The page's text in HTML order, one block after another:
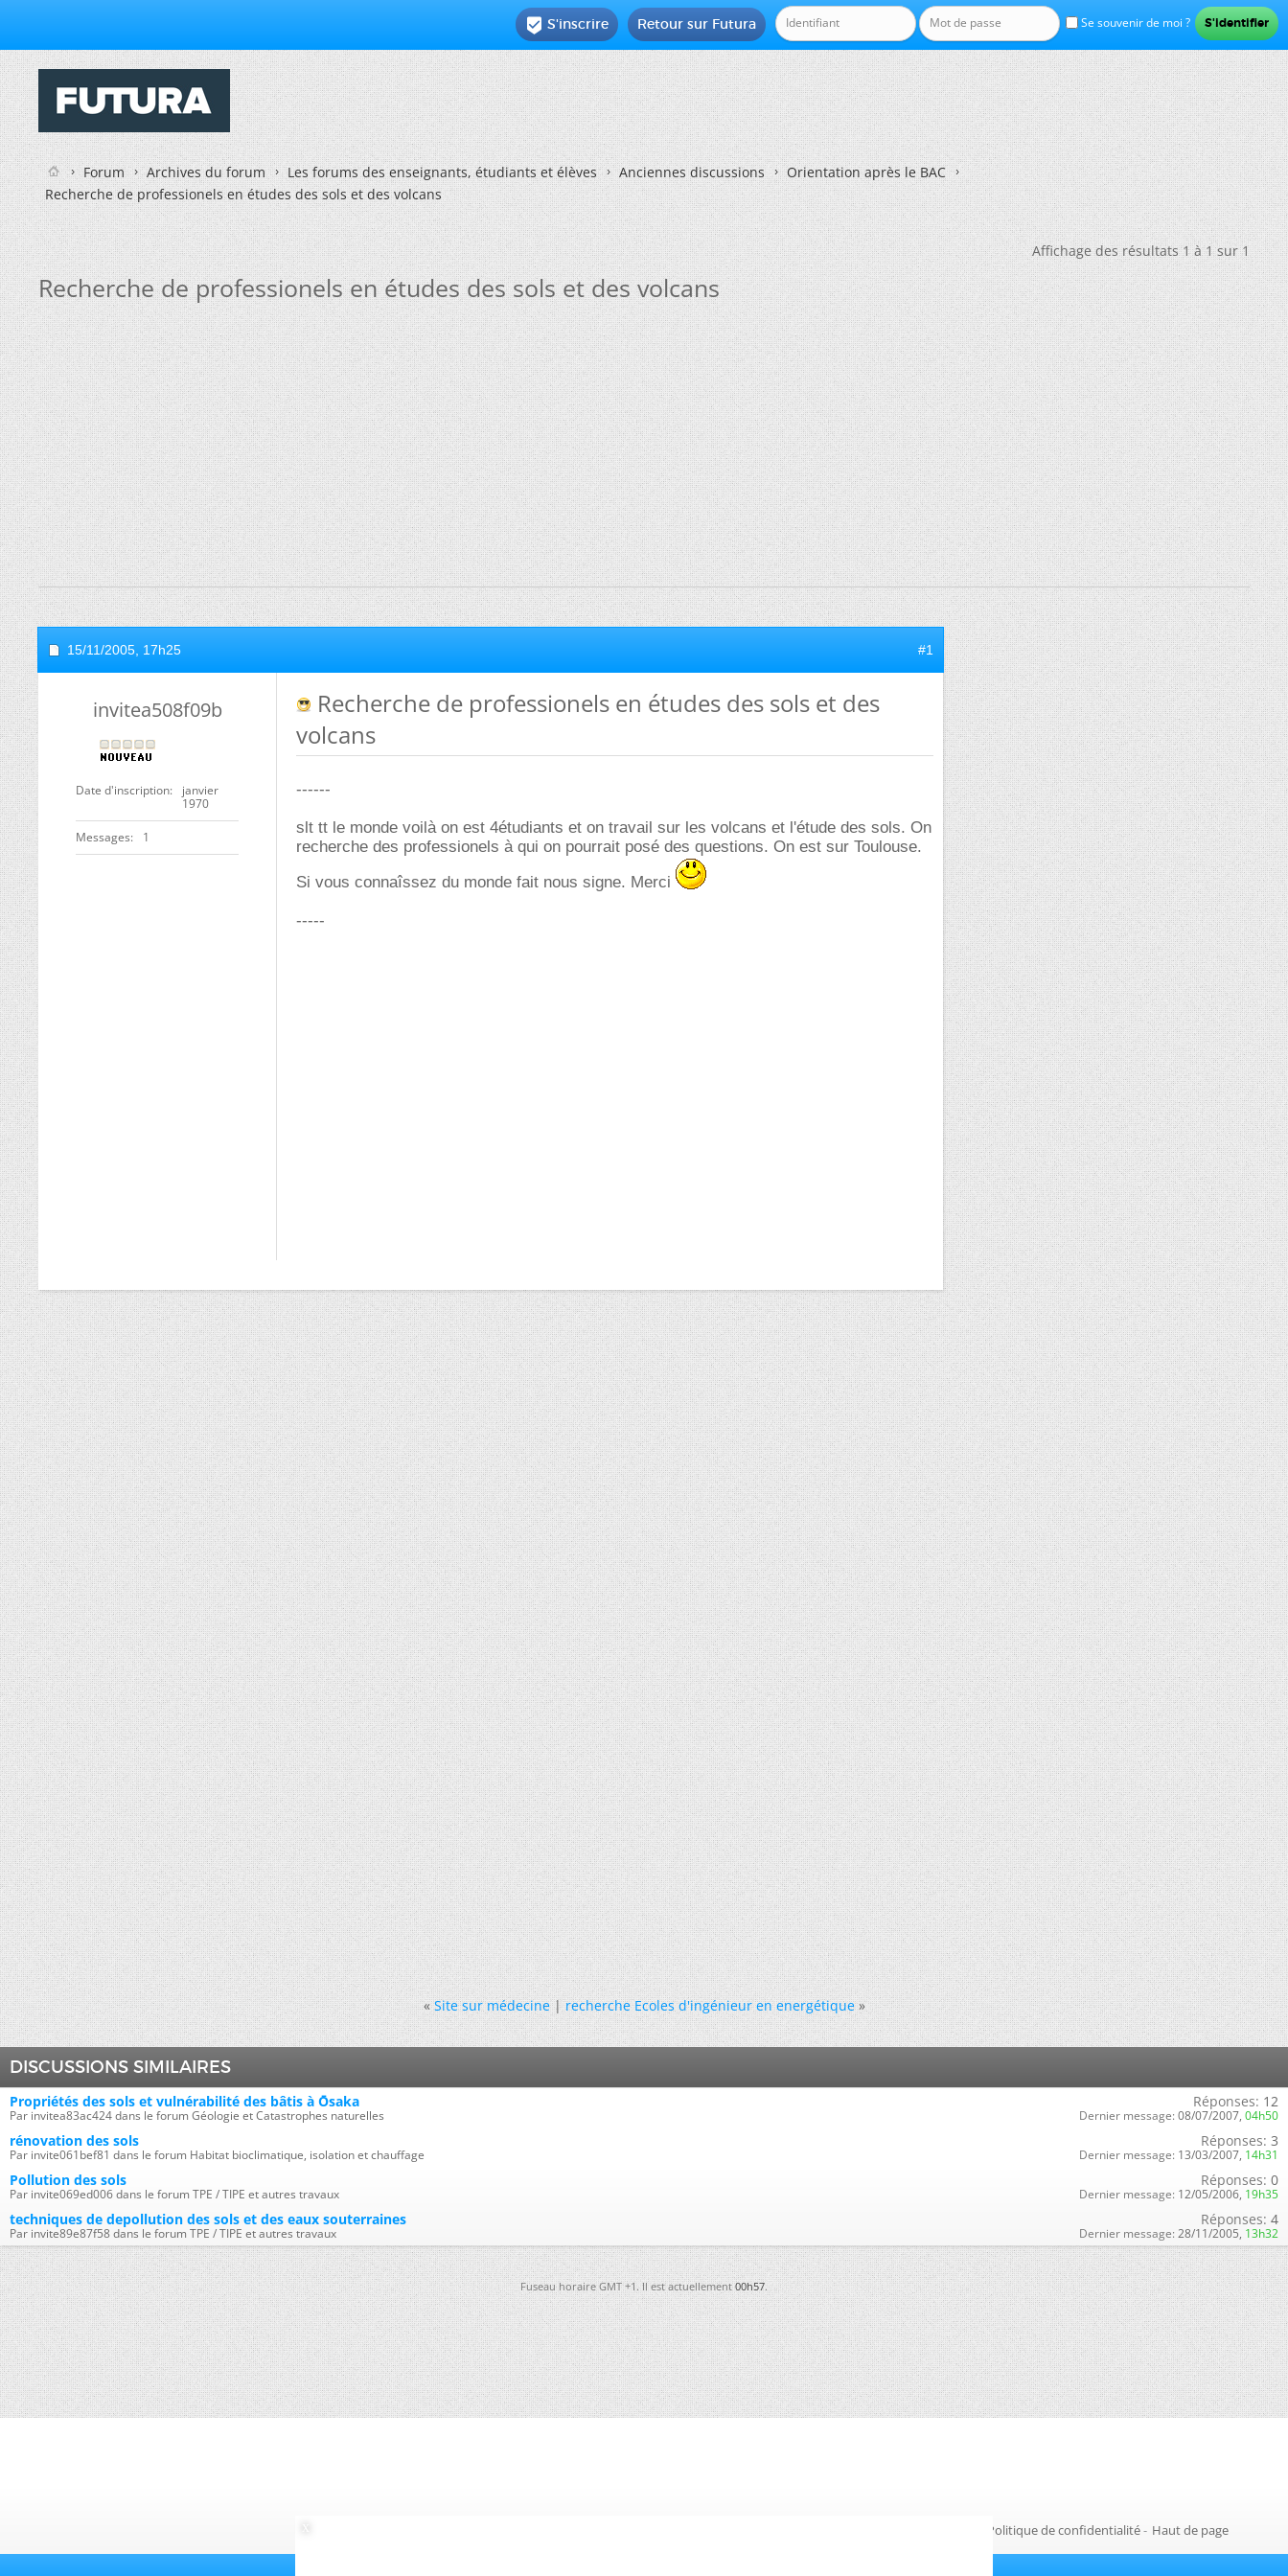
Se souvenir de moi ?
Retour sur Futura
 S'inscrire
Forum Archives du forum Les forums des enseignants, étudiants et élèves Anciennes discussions
Orientation après le BAC
Recherche de professionels en études des sols et des volcans
Affichage des résultats 1 à 1 sur 1
Recherche de professionels en études des sols et des volcans
15/11/2005, 17h25 #1
invitea508f09b
Date d'inscription
janvier
1970
Messages 1
Recherche de professionels en études des sols et des
volcans
------
slt tt le monde voilà on est 4étudiants et on travail sur les volcans et l'étude des sols. On
recherche des professionels à qui on pourrait posé des questions. On est sur Toulouse.
Si vous connaîssez du monde fait nous signe. Merci
-----
« Site sur médecine|recherche Ecoles d'ingénieur en energétique »
DISCUSSIONS SIMILAIRES
Propriétés des sols et vulnérabilité des bâtis à Ōsaka
Par invitea83ac424 dans le forum Géologie et Catastrophes naturelles
Réponses: 12
Dernier message: 08/07/2007, 04h50
rénovation des sols
Par invite061bef81 dans le forum Habitat bioclimatique, isolation et chauffage
Réponses: 3
Dernier message: 13/03/2007, 14h31
Pollution des sols
Par invite069ed006 dans le forum TPE / TIPE et autres travaux
Réponses: 0
Dernier message: 12/05/2006, 19h35
techniques de depollution des sols et des eaux souterraines
Par invite89e87f58 dans le forum TPE / TIPE et autres travaux
Réponses: 4
Dernier message: 28/11/2005, 13h32
Fuseau horaire GMT +1. Il est actuellement00h57.
Politique de confidentialité- Haut de page